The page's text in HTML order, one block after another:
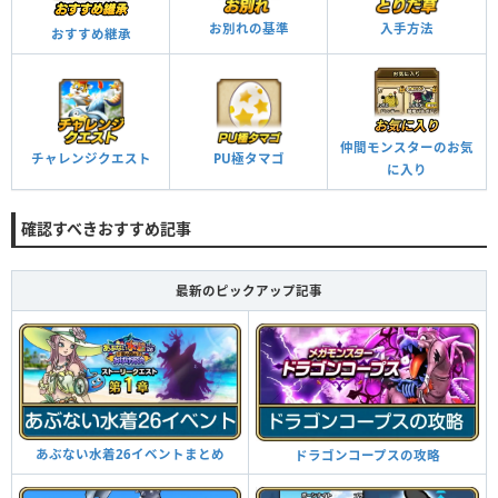
おすすめ継承 お別れの基準 入手方法
チャレンジクエスト PU極タマゴ
仲間モンスターのお気
に入り
確認すべきおすすめ記事
最新のピックアップ記事
あぶない水着26イベントまとめ ドラゴンコープスの攻略